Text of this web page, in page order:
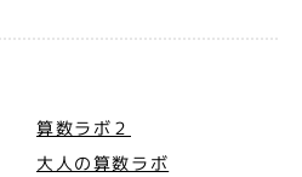
算数ラボ２
大人の算数ラボ